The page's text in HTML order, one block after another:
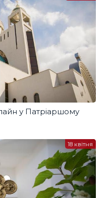
у Патріаршому
18 квітня